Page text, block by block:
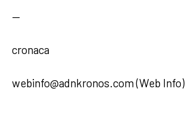
—
cronaca
webinfo@adnkronos.com (Web Info)